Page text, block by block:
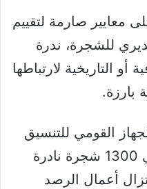
معايير صارمة لتقييم
للشجرة، ندرة
أو التاريخية لارتباطها
بارزة.
القومي للتنسيق
الحضاري، تم تسجيل حوالي 1300 شجرة نادرة
تزال أعمال الرصد